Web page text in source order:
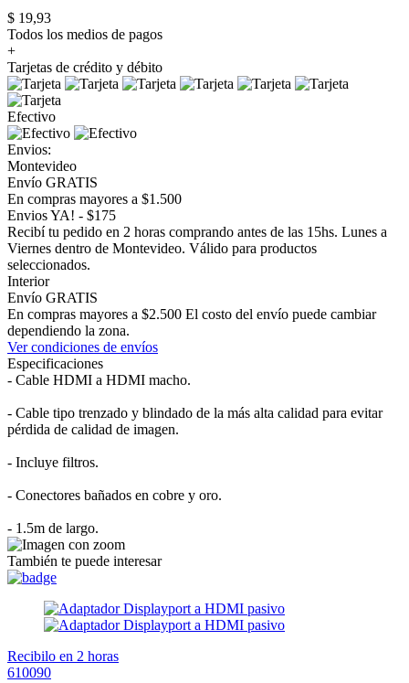
$ 19,93
Todos los medios de pagos
+
Tarjetas de crédito y débito
Efectivo
Envios:
Montevideo
Envío GRATIS
En compras mayores a $1.500
Envios YA! - $175
Recibí tu pedido en 2 horas comprando antes de las 15hs. Lunes a
Viernes dentro de Montevideo. Válido para productos
seleccionados.
Interior
Envío GRATIS
En compras mayores a $2.500 El costo del envío puede cambiar
dependiendo la zona.
Ver condiciones de envíos
Especificaciones
- Cable HDMI a HDMI macho.
- Cable tipo trenzado y blindado de la más alta calidad para evitar
pérdida de calidad de imagen.
- Incluye filtros.
- Conectores bañados en cobre y oro.
- 1.5m de largo.
También te puede interesar
Recibilo en 2 horas
610090